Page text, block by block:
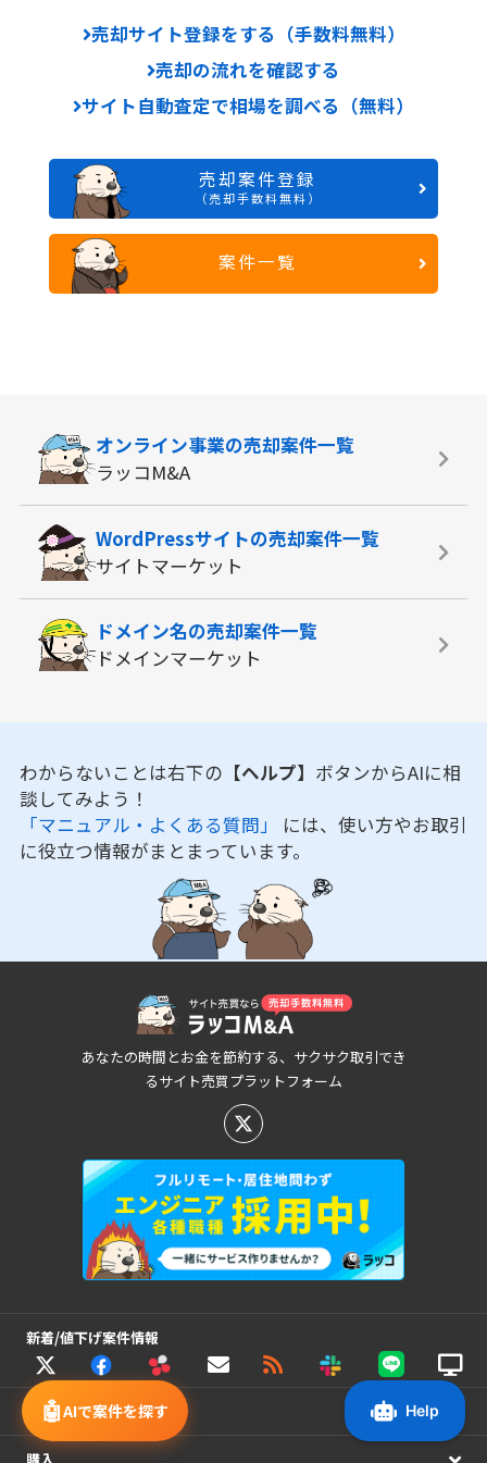
売却サイト登録をする（手数料無料）
売却の流れを確認する
サイト自動査定で相場を調べる（無料）
売却案件登録
（売却手数料無料）
案件一覧
🤖AIで案件を探す
オンライン事業の売却案件一覧
ラッコM&A
WordPressサイトの売却案件一覧
サイトマーケット
ドメイン名の売却案件一覧
ドメインマーケット
わからないことは右下の 【ヘルプ】 ボタンからAIに相
談してみよう！
「マニュアル・よくある質問」 には、使い方やお取引
に役立つ情報がまとまっています。
あなたの時間とお金を節約する、サクサク取引でき
るサイト売買プラットフォーム
新着/値下げ案件情報
売却
購入